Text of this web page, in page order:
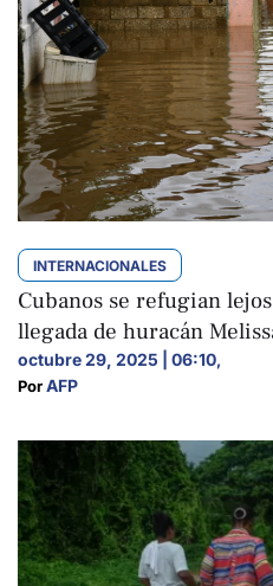
INTERNACIONALES
Cubanos se refugian
llegada de huracán
octubre 29, 2025 | 06:10,
Por AFP